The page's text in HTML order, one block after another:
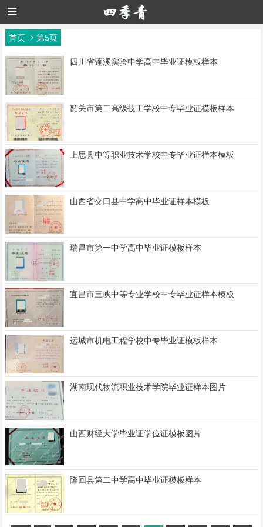
首页 第5页
四川省蓬溪实验中学高中毕业证模板样本
韶关市第二高级技工学校中专毕业证模板样本
上思县中等职业技术学校中专毕业证样本模板
山西省交口县中学高中毕业证样本模板
瑞昌市第一中学高中毕业证模板样本
宜昌市三峡中等专业学校中专毕业证样本模板
运城市机电工程学校中专毕业证模板样本
湖南现代物流职业技术学院毕业证样本图片
山西财经大学毕业证学位证模板图片
隆回县第二中学高中毕业证模板样本